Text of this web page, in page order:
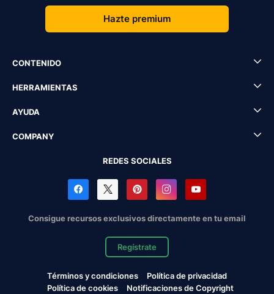
Hazte premium
CONTENIDO
HERRAMIENTAS
AYUDA
COMPANY
REDES SOCIALES
Consigue recursos exclusivos directamente en tu email
Regístrate
Términos y condiciones
Política de privacidad
Política de cookies
Notificaciones de Copyright